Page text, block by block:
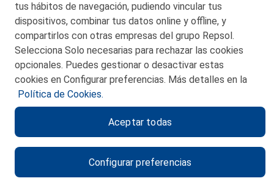
CONTACTO
MAPA WEB
POLITICA DE PRIVACIDAD
POLITICA DE COOKIES
CANAL DE ÉTICA
tus hábitos de navegación, pudiendo vincular tus
dispositivos, combinar tus datos online y offline, y
compartirlos con otras empresas del grupo Repsol.
Selecciona Solo necesarias para rechazar las cookies
opcionales. Puedes gestionar o desactivar estas
cookies en Configurar preferencias. Más detalles en la
Política de Cookies.
Configurar preferencias
Aceptar todas